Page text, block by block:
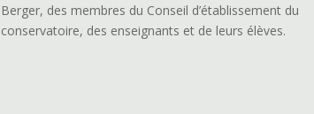
Berger, des membres du Conseil d’établissement du
conservatoire, des enseignants et de leurs élèves.